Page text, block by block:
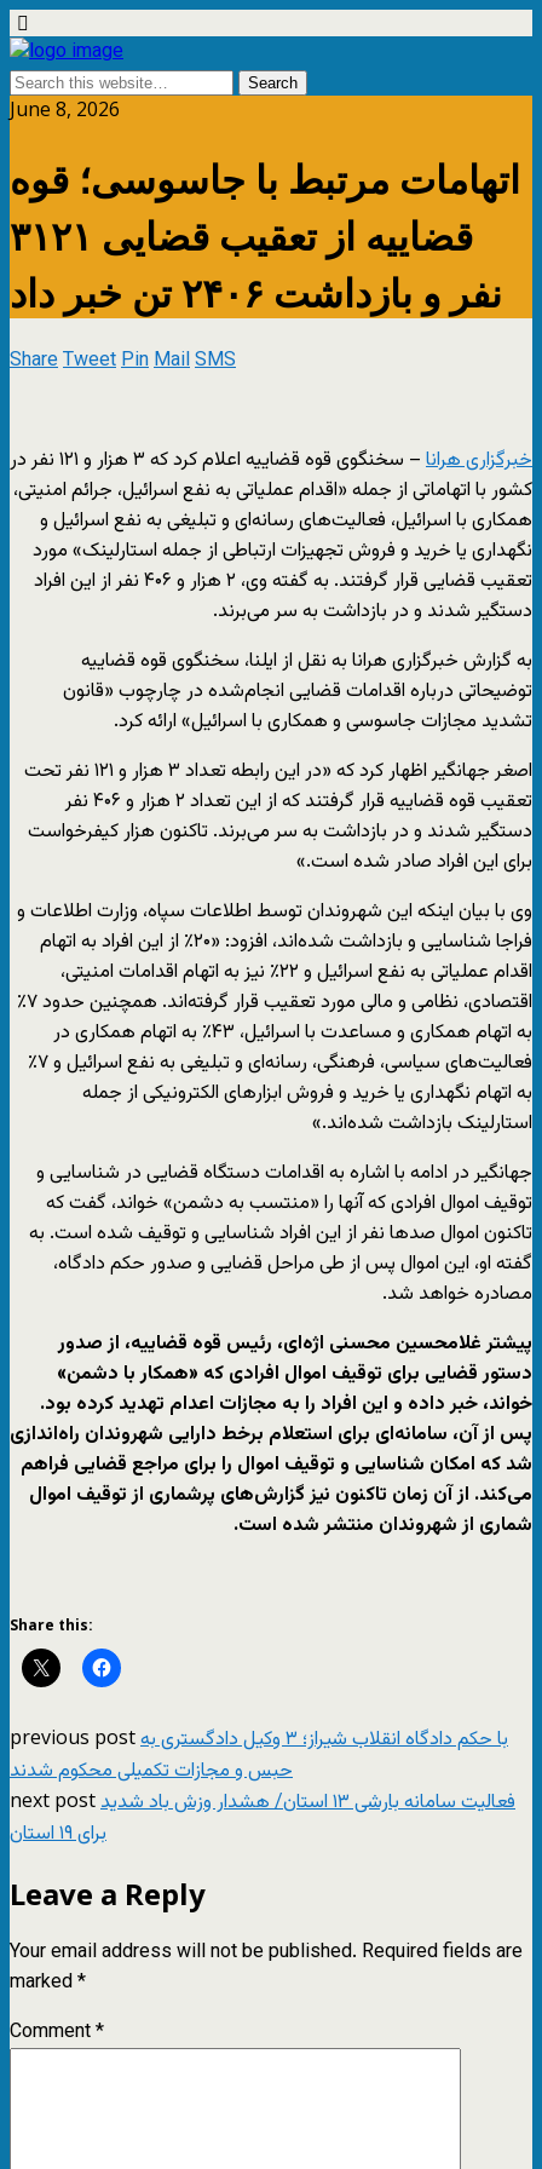
June 8, 2026
اتهامات مرتبط با جاسوسی؛ قوه
قضاییه از تعقیب قضایی ۳۱۲۱
نفر و بازداشت ۲۴۰۶ تن خبر داد
ShareTweetPinMailSMS
خبرگزاری هرانا
– سخنگوی قوه قضاییه اعلام کرد که ۳ هزار و ۱۲۱ نفر در
کشور با اتهاماتی از جمله «اقدام عملیاتی به نفع اسرائیل، جرائم امنیتی،
همکاری با اسرائیل، فعالیت‌های رسانه‌ای و تبلیغی به نفع اسرائیل و
نگهداری یا خرید و فروش تجهیزات ارتباطی از جمله استارلینک» مورد
تعقیب قضایی قرار گرفتند. به گفته وی، ۲ هزار و ۴۰۶ نفر از این افراد
دستگیر شدند و در بازداشت به سر می‌برند.
به گزارش خبرگزاری هرانا به نقل از ایلنا، سخنگوی قوه قضاییه
توضیحاتی درباره اقدامات قضایی انجام‌شده در چارچوب «قانون
تشدید مجازات جاسوسی و همکاری با اسرائیل» ارائه کرد.
اصغر جهانگیر اظهار کرد که «در این رابطه تعداد ۳ هزار و ۱۲۱ نفر تحت
تعقیب قوه قضاییه قرار گرفتند که از این تعداد ۲ هزار و ۴۰۶ نفر
دستگیر شدند و در بازداشت به سر می‌برند. تاکنون هزار کیفرخواست
برای این افراد صادر شده است.»
وی با بیان اینکه این شهروندان توسط اطلاعات سپاه، وزارت اطلاعات و
فراجا شناسایی و بازداشت شده‌اند، افزود: «۲۰٪ از این افراد به اتهام
اقدام عملیاتی به نفع اسرائیل و ۲۲٪ نیز به اتهام اقدامات امنیتی،
اقتصادی، نظامی و مالی مورد تعقیب قرار گرفته‌اند. همچنین حدود ۷٪
به اتهام همکاری و مساعدت با اسرائیل، ۴۳٪ به اتهام همکاری در
فعالیت‌های سیاسی، فرهنگی، رسانه‌ای و تبلیغی به نفع اسرائیل و ۷٪
به اتهام نگهداری یا خرید و فروش ابزارهای الکترونیکی از جمله
استارلینک بازداشت شده‌اند.»
جهانگیر در ادامه با اشاره به اقدامات دستگاه قضایی در شناسایی و
توقیف اموال افرادی که آنها را «منتسب به دشمن» خواند، گفت که
تاکنون اموال صدها نفر از این افراد شناسایی و توقیف شده است. به
گفته او، این اموال پس از طی مراحل قضایی و صدور حکم دادگاه،
مصادره خواهد شد.
پیشتر غلامحسین محسنی اژه‌ای، رئیس قوه قضاییه، از صدور
دستور قضایی برای توقیف اموال افرادی که «همکار با دشمن»
خواند، خبر داده و این افراد را به مجازات اعدام تهدید کرده بود.
پس از آن، سامانه‌ای برای استعلام برخط دارایی شهروندان راه‌اندازی
شد که امکان شناسایی و توقیف اموال را برای مراجع قضایی فراهم
می‌کند. از آن زمان تاکنون نیز گزارش‌های پرشماری از توقیف اموال
شماری از شهروندان منتشر شده است.
Share this:
previous postبا حکم دادگاه انقلاب شیراز؛ ۳ وکیل دادگستری به
حبس و مجازات تکمیلی محکوم شدند
next postفعالیت سامانه بارشی ۱۳ استان/ هشدار وزش باد شدید
برای ۱۹ استان
Leave a Reply
Your email address will not be published. Required fields are
marked*
Comment*